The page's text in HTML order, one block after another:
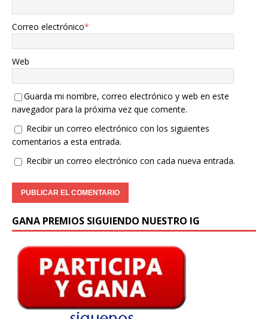
Correo electrónico*
Web
Guarda mi nombre, correo electrónico y web en este
navegador para la próxima vez que comente.
Recibir un correo electrónico con los siguientes
comentarios a esta entrada.
Recibir un correo electrónico con cada nueva entrada.
GANA PREMIOS SIGUIENDO NUESTRO IG